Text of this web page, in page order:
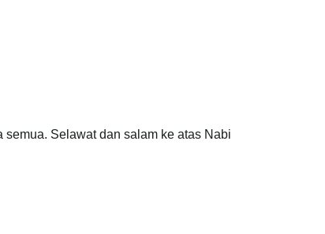
Selawat dan salam ke atas Nabi